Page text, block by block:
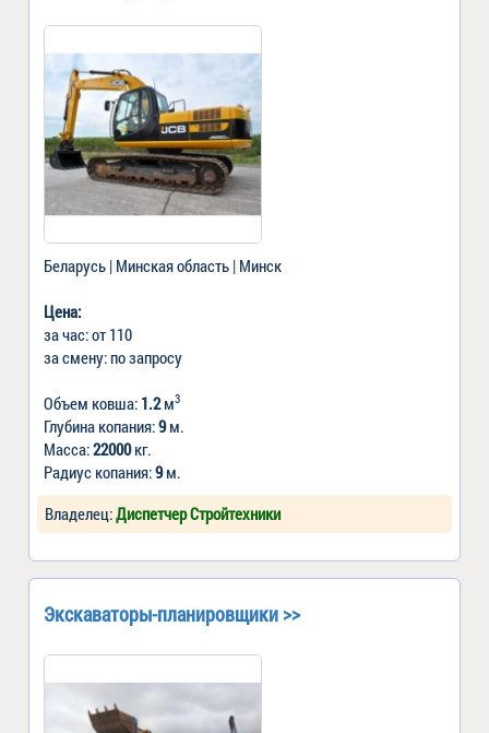
Беларусь | Минская область | Минск
Цена:
за час: от 110
за смену: по запросу
Объем ковша: 1.2м3
Глубина копания:9м.
Масса:22000кг.
Радиус копания:9м.
Владелец:Диспетчер Стройтехники
Экскаваторы-планировщики >>